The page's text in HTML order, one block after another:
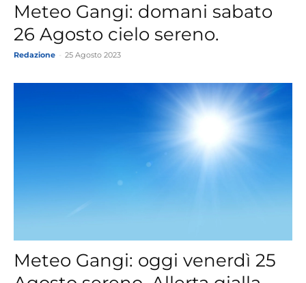
Meteo Gangi: domani sabato
26 Agosto cielo sereno.
Redazione 25 Agosto 2023
Meteo Gangi: oggi venerdì 25